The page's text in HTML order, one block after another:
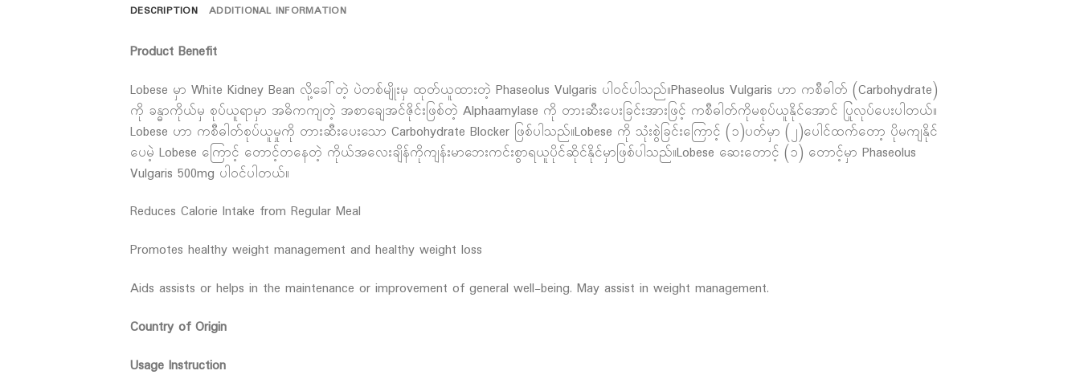
DESCRIPTION ADDITIONAL INFORMATION
Product Benefit
Lobese မှာ White Kidney Bean လို့ခေါ်တဲ့ ပဲတစ်မျိုးမှ ထုတ်ယူထားတဲ့ Phaseolus Vulgaris ပါဝင်ပါသည်။Phaseolus Vulgaris ဟာ ကစီဓါတ် (Carbohydrate)
ကို ခန္ဓာကိုယ်မှ စုပ်ယူရာမှာ အဓိကကျတဲ့ အစာချေအင်ဇိုင်းဖြစ်တဲ့ Alphaamylase ကို တားဆီးပေးခြင်းအားဖြင့် ကစီဓါတ်ကိုမစုပ်ယူနိုင်အောင် ပြုလုပ်ပေးပါတယ်။
Lobese ဟာ ကစီဓါတ်စုပ်ယူမှုကို တားဆီးပေးသော Carbohydrate Blocker ဖြစ်ပါသည်။Lobese ကို သုံးစွဲခြင်းကြောင့် (၁)ပတ်မှာ (၂)ပေါင်ထက်တော့ ပိုမကျနိုင်
ပေမဲ့ Lobese ကြောင့် တောင့်တနေတဲ့ ကိုယ်အလေးချိန်ကိုကျန်းမာဘေးကင်းစွာရယူပိုင်ဆိုင်နိုင်မှာဖြစ်ပါသည်။Lobese ဆေးတောင့် (၁) တောင့်မှာ Phaseolus
Vulgaris 500mg ပါဝင်ပါတယ်။
Reduces Calorie Intake from Regular Meal
Promotes healthy weight management and healthy weight loss
Aids assists or helps in the maintenance or improvement of general well-being. May assist in weight management.
Country of Origin
Usage Instruction